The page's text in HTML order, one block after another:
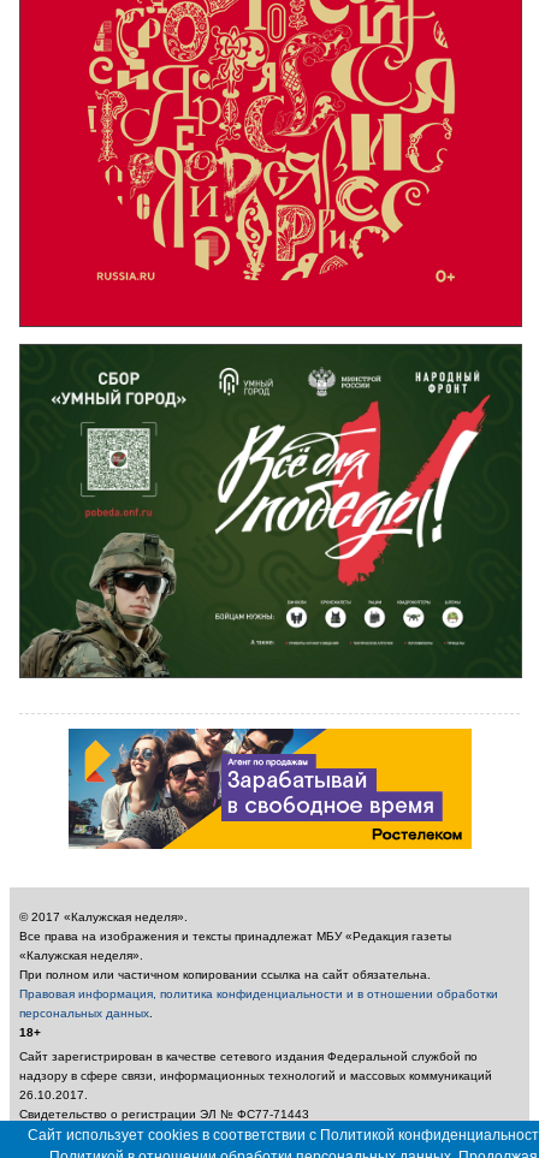
© 2017 «Калужская неделя».
Все права на изображения и тексты принадлежат МБУ «Редакция газеты
«Калужская неделя».
При полном или частичном копировании ссылка на сайт обязательна.
Правовая информация, политика конфиденциальности и в отношении обработки
персональных данных
18+
Сайт зарегистрирован в качестве сетевого издания Федеральной службой по
надзору в сфере связи, информационных технологий и массовых коммуникаций
26.10.2017.
Свидетельство о регистрации ЭЛ № ФС77-71443
Учредитель: Муниципальное бюджетное учреждение «Редакция газеты «Калужская
неделя»
Сайт использует cookies в соответствии с Политикой